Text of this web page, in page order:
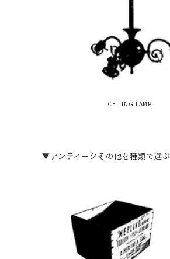
CEILING LAMP
▼アンティークその他を種類で選ぶ